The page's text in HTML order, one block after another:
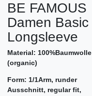
BE FAMOUS
Damen Basic
Longsleeve
Material: 100%Baumwolle
(organic)
Form: 1/1Arm, runder
Ausschnitt, regular fit,